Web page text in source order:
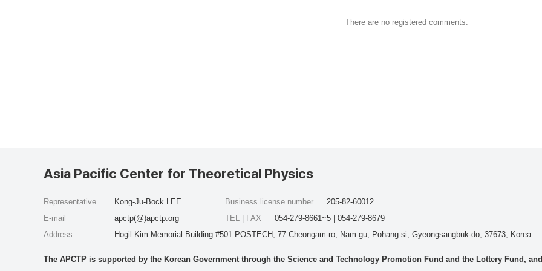
There are no registered comments.
Asia Pacific Center for Theoretical Physics
Representative
Kong-Ju-Bock LEE
E-mail
apctp(@)apctp.org
Address
Hogil Kim Memorial Building #501 POSTECH, 77 Cheongam-ro, Nam-gu, Pohang-si, Gyeongsangbuk-do, 37673, Korea
Business license number
205-82-60012
TEL | FAX
054-279-8661~5 | 054-279-8679
The APCTP is supported by the Korean Government through the Science and Technology Promotion Fund and the Lottery Fund,